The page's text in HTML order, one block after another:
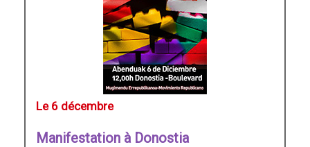
Le 6 décembre
Manifestation à Donostia